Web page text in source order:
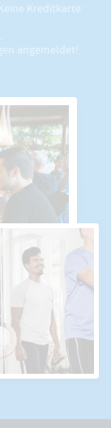
Kreditkarte
angemeldet!